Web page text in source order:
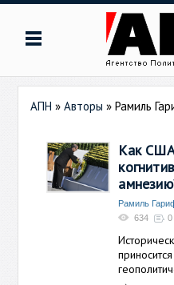
АПН »Авторы »Рамиль
Как
Рамиль
634
0